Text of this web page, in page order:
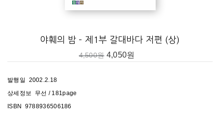
야훼의 밤 – 제1부 갈대바다 저편 (상)
4,500원 4,050원
발행일 2002.2.18
상세정보 무선 / 181page
ISBN 9788936506186